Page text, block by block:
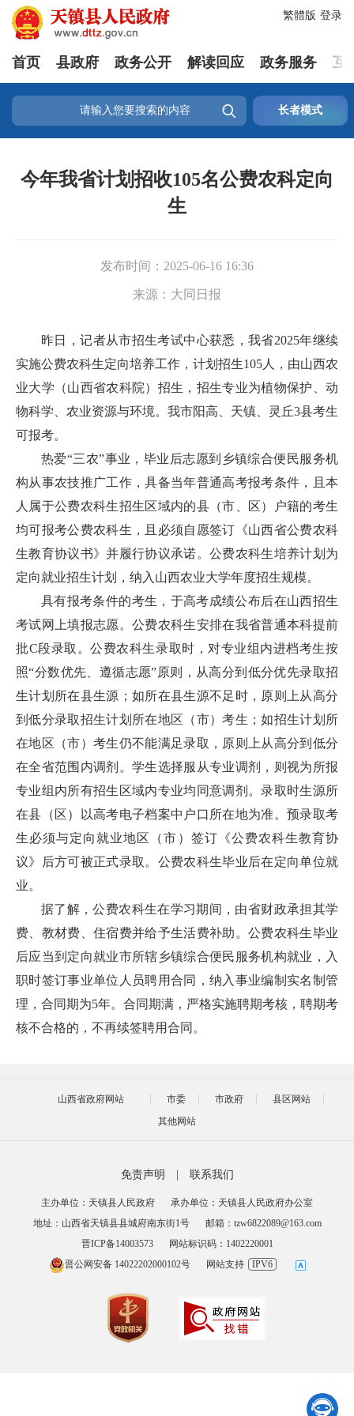
登录
繁體版
首页 县政府 政务公开 解读回应 政务服务 互
 长者模式

今年我省计划招收105名公费农科定向
生
发布时间： 2025-06-16 16:36
来源： 大同日报
昨日，记者从市招生考试中心获悉，我省2025年继续
实施公费农科生定向培养工作，计划招生105人，由山西农
业大学（山西省农科院）招生，招生专业为植物保护、动
物科学、农业资源与环境。我市阳高、天镇、灵丘3县考生
可报考。
热爱“三农”事业，毕业后志愿到乡镇综合便民服务机
构从事农技推广工作，具备当年普通高考报考条件，且本
人属于公费农科生招生区域内的县（市、区）户籍的考生
均可报考公费农科生，且必须自愿签订《山西省公费农科
生教育协议书》并履行协议承诺。公费农科生培养计划为
定向就业招生计划，纳入山西农业大学年度招生规模。
具有报考条件的考生，于高考成绩公布后在山西招生
考试网上填报志愿。公费农科生安排在我省普通本科提前
批C段录取。公费农科生录取时，对专业组内进档考生按
照“分数优先、遵循志愿”原则，从高分到低分优先录取招
生计划所在县生源；如所在县生源不足时，原则上从高分
到低分录取招生计划所在地区（市）考生；如招生计划所
在地区（市）考生仍不能满足录取，原则上从高分到低分
在全省范围内调剂。学生选择服从专业调剂，则视为所报
专业组内所有招生区域内专业均同意调剂。录取时生源所
在县（区）以高考电子档案中户口所在地为准。预录取考
生必须与定向就业地区（市）签订《公费农科生教育协
议》后方可被正式录取。公费农科生毕业后在定向单位就
业。
据了解，公费农科生在学习期间，由省财政承担其学
费、教材费、住宿费并给予生活费补助。公费农科生毕业
后应当到定向就业市所辖乡镇综合便民服务机构就业，入
职时签订事业单位人员聘用合同，纳入事业编制实名制管
理，合同期为5年。合同期满，严格实施聘期考核，聘期考
核不合格的，不再续签聘用合同。
山西省政府网站 市委 市政府
县区网站
其他网站
免责声明 联系我们
主办单位：天镇县人民政府
承办单位：天镇县人民政府办公室
地址：山西省天镇县县城府南东街1号
邮箱：tzw6822089@163.com
晋ICP备14003573
网站标识码：1402220001
晋公网安备 14022202000102号
网站支持 IPV6